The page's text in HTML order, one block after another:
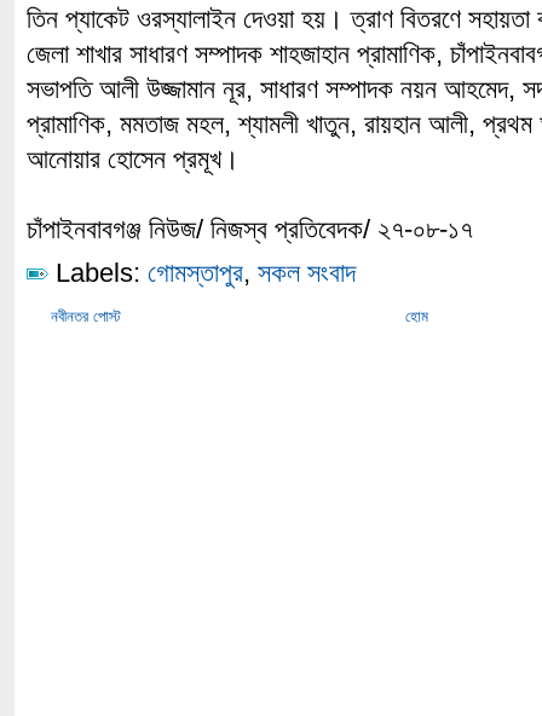
তিন প্যাকেট ওরস্যালাইন দেওয়া হয়। ত্রাণ বিতরণে সহায়তা
জেলা শাখার সাধারণ সম্পাদক শাহজাহান প্রামাণিক,
সভাপতি আলী উজ্জামান নূর, সাধারণ সম্পাদক নয়ন আহমেদ,
প্রামাণিক, মমতাজ মহল, শ্যামলী খাতুন, রায়হান আলী,
আনোয়ার হোসেন প্রমূখ।
চাঁপাইনবাবগঞ্জ নিউজ/ নিজস্ব প্রতিবেদক/ ২৭-০৮-১৭
Labels: গোমস্তাপুর, সকল সংবাদ
নবীনতর পোস্ট হোম